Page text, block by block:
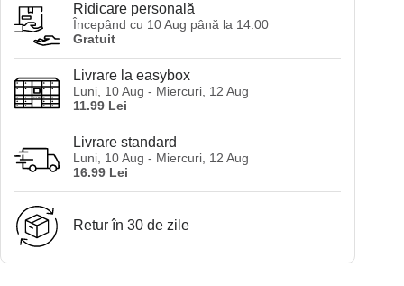
rozmarin
Am
Rosemary
Water
Spray
Ridicare personală
Începând cu 10 Aug până la 14:00
Gratuit
Livrare la easybox
Luni, 10 Aug - Miercuri, 12 Aug
11.99 Lei
Livrare standard
Luni, 10 Aug - Miercuri, 12 Aug
16.99 Lei
Retur în 30 de zile